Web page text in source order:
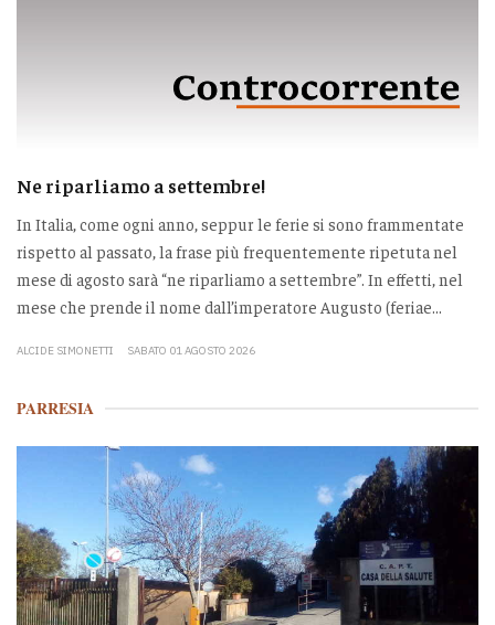
Ne riparliamo a settembre!
In Italia, come ogni anno, seppur le ferie si sono frammentate
rispetto al passato, la frase più frequentemente ripetuta nel
mese di agosto sarà “ne riparliamo a settembre”. In effetti, nel
mese che prende il nome dall’imperatore Augusto (feriae...
ALCIDE SIMONETTI SABATO 01 AGOSTO 2026
PARRESIA